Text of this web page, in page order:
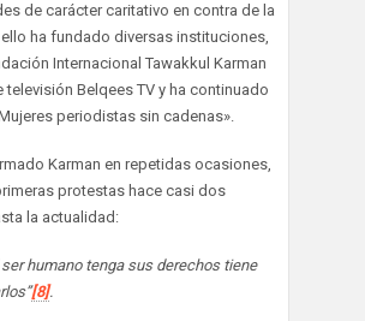
de carácter caritativo en contra de la
ello ha fundado diversas instituciones,
Internacional Tawakkul Karman
televisión Belqees TV y ha continuado
periodistas sin cadenas».
Karman en repetidas ocasiones,
protestas hace casi dos
la actualidad:
ser humano tenga sus derechos tiene
[8].